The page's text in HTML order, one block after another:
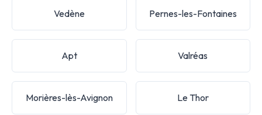
Vedène Pernes-les-Fontaines
Apt Valréas
Morières-lès-Avignon Le Thor